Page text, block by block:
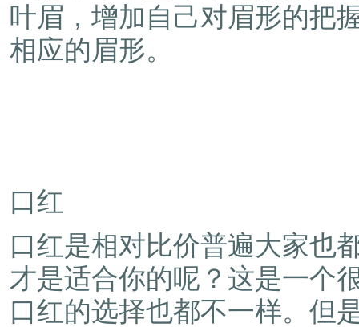
叶眉，增加自己对眉形的把
相应的眉形。
口红
口红是相对比价普遍大家也
才是适合你的呢？这是一个
口红的选择也都不一样。但